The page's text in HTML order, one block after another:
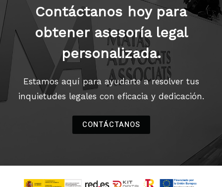
Contáctanos hoy para
obtener asesoría legal
personalizada.
Estamos aquí para ayudarte a resolver tus
inquietudes legales con eficacia y dedicación.
CONTÁCTANOS